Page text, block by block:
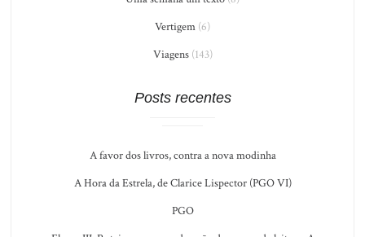
Vertigem (6)
Viagens(143)
Posts recentes
A favor dos livros, contra a nova modinha
A Hora da Estrela, de Clarice Lispector (PGO VI)
PGO